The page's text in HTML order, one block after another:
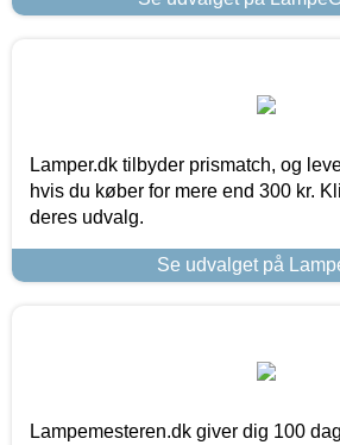
Lamper.dk tilbyder prismatch, og
hvis du køber for mere end 300 kr.
deres udvalg.
Se udvalget på
Lampemesteren.dk giver dig 100